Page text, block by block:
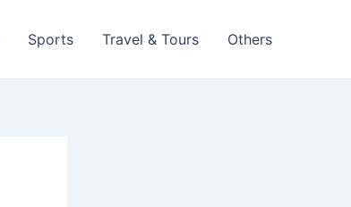
Sports Travel & Tours Others